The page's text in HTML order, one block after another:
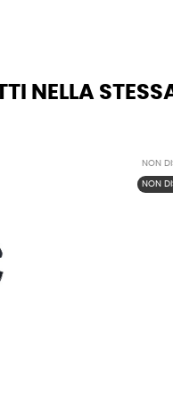
NELLA
NON
NON